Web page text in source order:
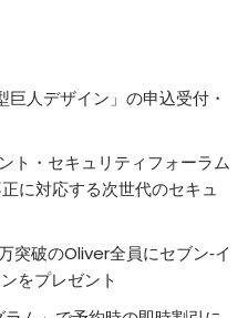
巨人デザイン」の申込受付・
ト・セキュリティフォーラム
に対応する次世代のセキュ
突破のOliver全員にセブン‐イ
をプレゼント